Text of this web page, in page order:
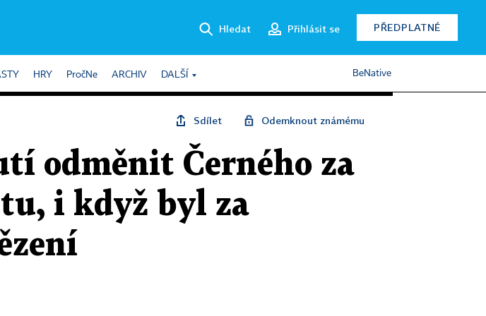
Hledat Přihlásit se PŘEDPLATNÉ
HRY PročNe ARCHIV DALŠÍ BeNative
Sdílet Odemknout známému
odměnit Černého za
i když byl za